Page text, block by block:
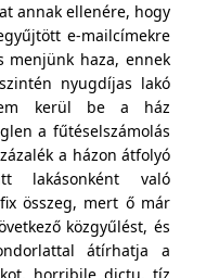
annak ellenére, hogy
e-mailcímekre
menjünk haza, ennek
nyugdíjas lakó
kerül be a ház
a fűtéselszámolás
a házon átfolyó
lakásonként való
összeg, mert ő már
közgyűlést, és
átírhatja a